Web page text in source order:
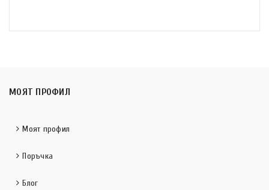
МОЯТ ПРОФИЛ
Моят профил
Поръчка
Блог